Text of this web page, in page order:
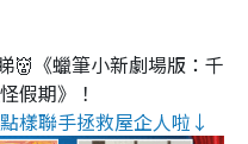
👹《蠟筆小新劇場版：千
假期》！
樣聯手拯救屋企人啦↓